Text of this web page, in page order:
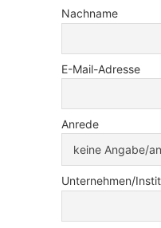
Nachname
E-Mail-Adresse
Anrede
Unternehmen/